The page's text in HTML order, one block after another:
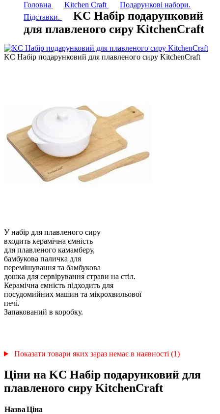
Головна
Kitchen Craft
Подарункові набори.
Підставки.
KC Набір подарунковий
для плавленого сиру KitchenCraft
KC Набір подарунковий для плавленого сиру KitchenCraft
У набір для плавленого сиру
входить керамічна ємність
для плавленого камамберу,
бамбукова паличка для
перемішування та бамбукова
дошка для сервірування страви на стіл.
Керамічна ємність підходить для
посудомийних машин та мікрохвильової
печі.
Запакований в коробку.
Показати товари яких зараз немає в наявності (1)
Ціни на KC Набір подарунковий для
плавленого сиру KitchenCraft
НазваЦіна